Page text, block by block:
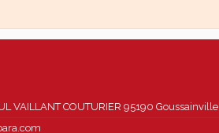
VAILLANT COUTURIER 95190 Goussainville